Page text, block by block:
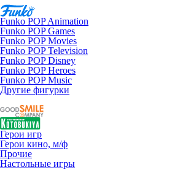
Funko POP Animation
Funko POP Games
Funko POP Movies
Funko POP Television
Funko POP Disney
Funko POP Heroes
Funko POP Music
Другие фигурки
Герои игр
Герои кино, м/ф
Прочие
Настольные игры